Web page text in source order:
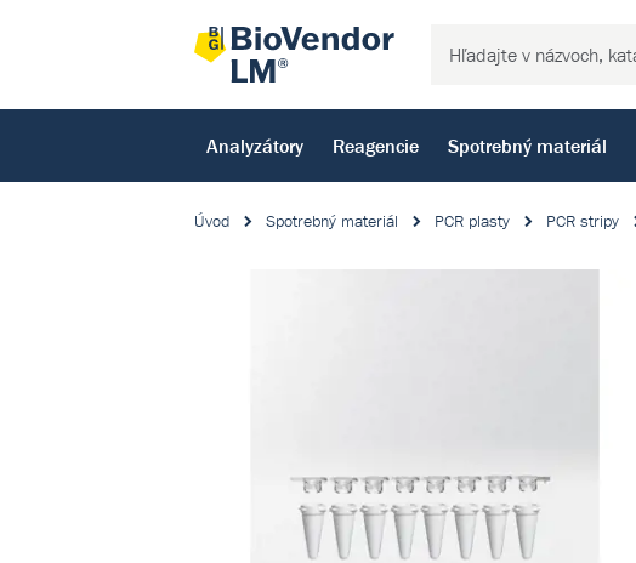
Analyzátory Reagencie Spotrebný materiál
Úvod Spotrebný materiál PCR plasty PCR stripy